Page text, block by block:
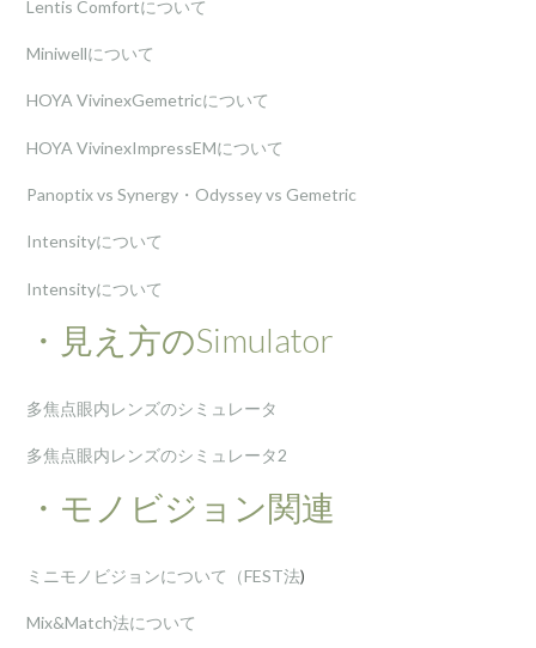
Lentis Comfortについて
Miniwellについて
HOYA VivinexGemetricについて
HOYA VivinexImpressEMについて
Panoptix vs Synergy・Odyssey vs Gemetric
Intensityについて
Intensityについて
・見え方のSimulator
多焦点眼内レンズのシミュレータ
多焦点眼内レンズのシミュレータ2
・モノビジョン関連
ミニモノビジョンについて（FEST法)
Mix&Match法について